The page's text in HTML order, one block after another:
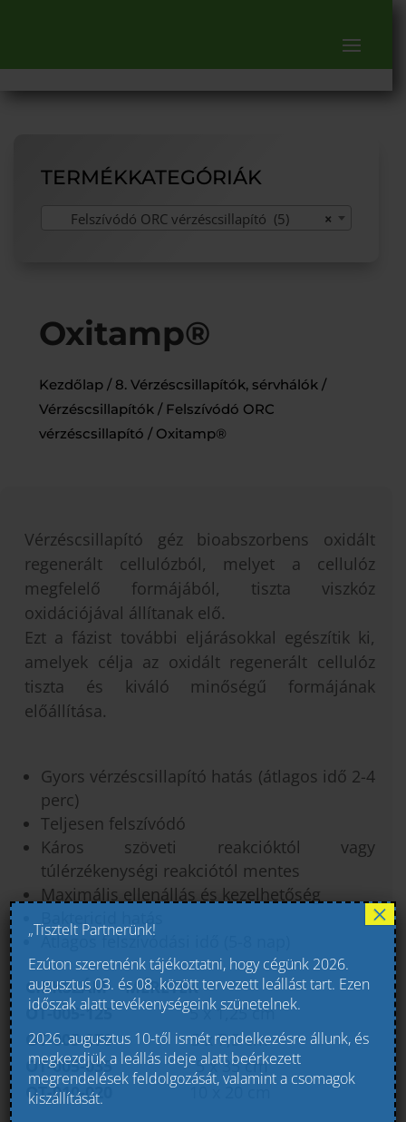
TERMÉKKATEGÓRIÁK
×
Felszívódó ORC vérzéscsillapító (5)
Oxitamp®
Kezdőlap / 8. Vérzéscsillapítók, sérvhálók /
Vérzéscsillapítók / Felszívódó ORC
vérzéscsillapító / Oxitamp®
Vérzéscsillapító géz bioabszorbens oxidált
regenerált cellulózból, melyet a cellulóz
megfelelő formájából, tiszta viszkóz
oxidációjával állítanak elő.
Ezt a fázist további eljárásokkal egészítik ki,
amelyek célja az oxidált regenerált cellulóz
tiszta és kiváló minőségű formájának
előállítása.
Gyors vérzéscsillapító hatás (átlagos idő 2-4
perc)
Teljesen felszívódó
Káros szöveti reakcióktól vagy
túlérzékenységi reakciótól mentes
Maximális ellenállás és kezelhetőség
Baktericid hatás
Átlagos felszívódási idő (5-8 nap)
CIKKSZÁM
MÉRETEK
OT-005-125
5 x 1,25 cm
OT-005-070
5 x 7,5 cm
OT-005-035
5 x 35 cm
OT-010-020
10 x 20 cm
„Tisztelt Partnerünk!
Ezúton szeretnénk tájékoztatni, hogy cégünk 2026.
augusztus 03. és 08. között tervezett leállást tart. Ezen
időszak alatt tevékenységeink szünetelnek.
2026. augusztus 10-től ismét rendelkezésre állunk, és
megkezdjük a leállás ideje alatt beérkezett
megrendelések feldolgozását, valamint a csomagok
kiszállítását.
×